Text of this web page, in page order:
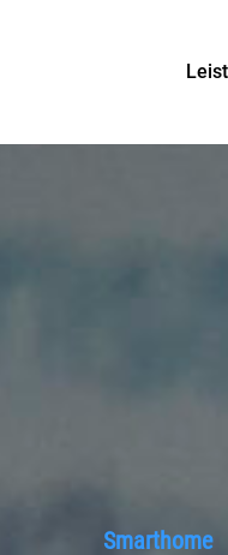
Smarthome